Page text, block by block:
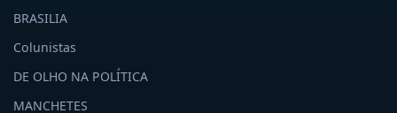
BRASILIA
Colunistas
DE OLHO NA POLÍTICA
MANCHETES